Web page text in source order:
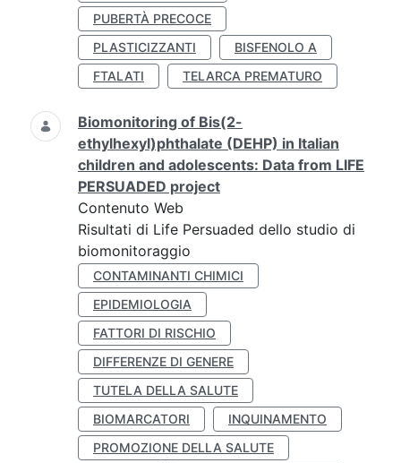
PUBERTÀ PRECOCE
PLASTICIZZANTI
BISFENOLO A
FTALATI
TELARCA PREMATURO
Biomonitoring of Bis(2-
ethylhexyl)phthalate (DEHP) in Italian
children and adolescents: Data from LIFE
PERSUADED project
Contenuto Web
Risultati di Life Persuaded dello studio di
biomonitoraggio
CONTAMINANTI CHIMICI
EPIDEMIOLOGIA
FATTORI DI RISCHIO
DIFFERENZE DI GENERE
TUTELA DELLA SALUTE
BIOMARCATORI
INQUINAMENTO
PROMOZIONE DELLA SALUTE